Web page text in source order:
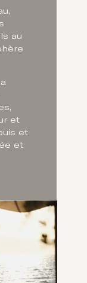
au
et
et
et